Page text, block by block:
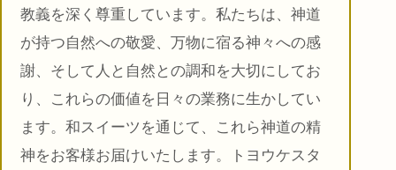
教義を深く尊重しています。私たちは、神道
が持つ自然への敬愛、万物に宿る神々への感
謝、そして人と自然との調和を大切にしてお
り、これらの価値を日々の業務に生かしてい
ます。和スイーツを通じて、これら神道の精
神をお客様お届けいたします。トヨウケスタ